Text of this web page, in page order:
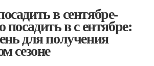
в сентябре-
посадить в с ентябре:
для получения
сезоне